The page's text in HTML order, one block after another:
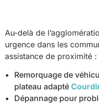
Au-delà de
urgence dans les
assistance de proximité :
Remorquage de
plateau adapté
Dépannage pour